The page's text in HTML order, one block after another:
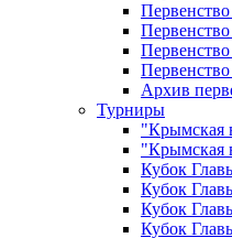
Архив
Турниры
"Крымская
"Крымская
Кубок
Кубок
Кубок
Кубок